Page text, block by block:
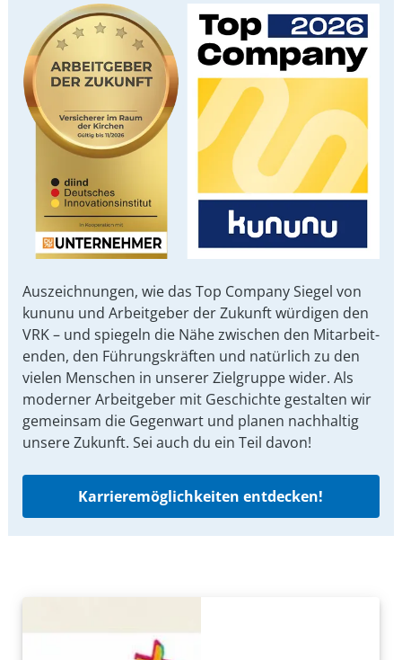
Auszeichnungen, wie das Top Company Siegel von
kununu und Arbeit­geber der Zukunft würdigen den
VRK – und spiegeln die Nähe zwischen den Mit­arbeit­
enden, den Führungs­kräften und natürlich zu den
vielen Menschen in unserer Ziel­gruppe wider. Als
moderner Arbeit­geber mit Ge­schichte gestalten wir
ge­mein­sam die Gegen­wart und planen nach­haltig
unsere Zu­kunft. Sei auch du ein Teil davon!
Karrieremöglichkeiten entdecken!